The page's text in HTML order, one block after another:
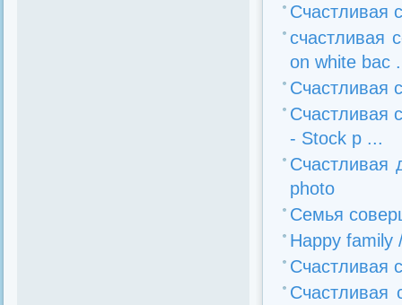
Счастливая
счастливая
on white bac
Счастливая
Счастливая
- Stock p ...
Счастливая
photo
Семья
Happy family
Счастливая
Счастливая